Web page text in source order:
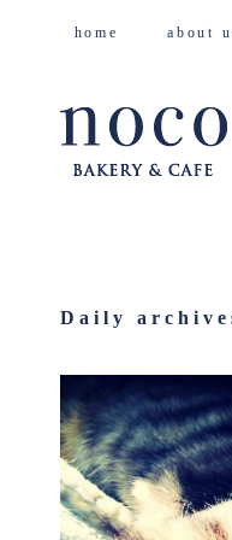
home about
Daily
2016/01/01